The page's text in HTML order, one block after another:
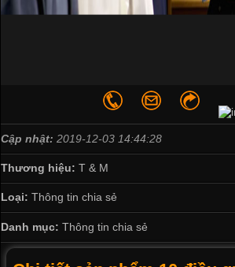
Cập nhật: 2019-12-03 14:44:28
Thương hiệu: T & M
Loại: Thông tin chia sẻ
Danh mục: Thông tin chia sẻ